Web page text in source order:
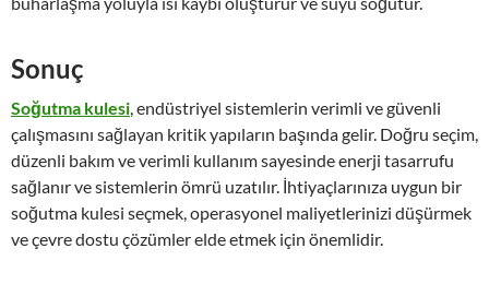
Sonuç
Soğutma kulesi, endüstriyel sistemlerin verimli ve güvenli
çalışmasını sağlayan kritik yapıların başında gelir. Doğru seçim,
düzenli bakım ve verimli kullanım sayesinde enerji tasarrufu
sağlanır ve sistemlerin ömrü uzatılır. İhtiyaçlarınıza uygun bir
soğutma kulesi seçmek, operasyonel maliyetlerinizi düşürmek
ve çevre dostu çözümler elde etmek için önemlidir.